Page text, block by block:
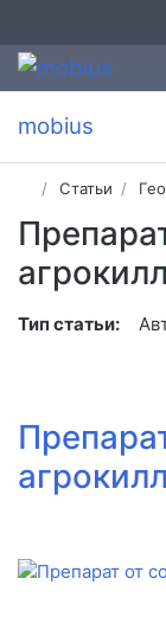
mobius
Статьи
Тип статьи: